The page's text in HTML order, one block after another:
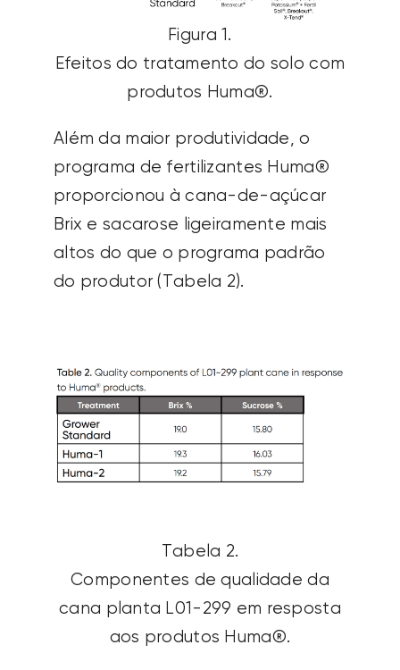
Figura 1.
Efeitos do tratamento do solo com
produtos Huma®.
Além da maior produtividade, o
programa de fertilizantes Huma®
proporcionou à cana-de-açúcar
Brix e sacarose ligeiramente mais
altos do que o programa padrão
do produtor (Tabela 2).
Tabela 2.
Componentes de qualidade da
cana planta L01-299 em resposta
aos produtos Huma®.